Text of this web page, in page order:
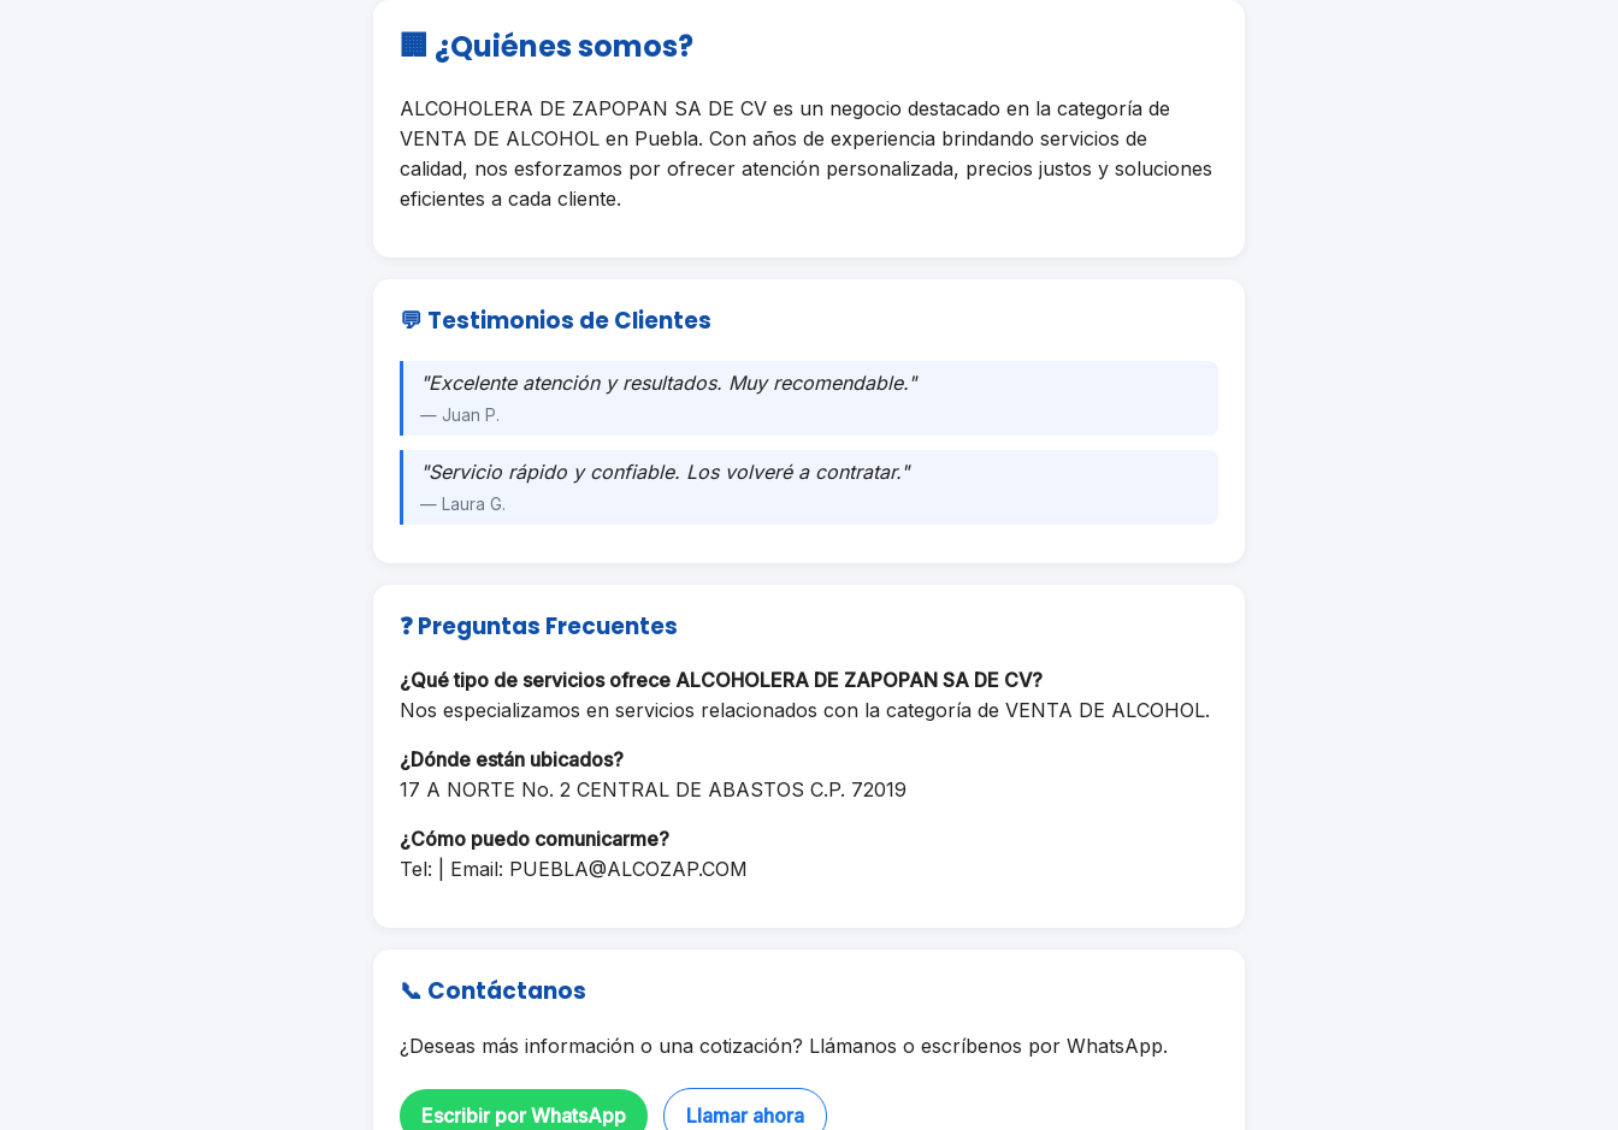
🏢 ¿Quiénes somos?
ALCOHOLERA DE ZAPOPAN SA DE CV es un negocio destacado en la categoría de
VENTA DE ALCOHOL en Puebla. Con años de experiencia brindando servicios de
calidad, nos esforzamos por ofrecer atención personalizada, precios justos y soluciones
eficientes a cada cliente.
💬 Testimonios de Clientes
"Excelente atención y resultados. Muy recomendable."
— Juan P.
"Servicio rápido y confiable. Los volveré a contratar."
— Laura G.
❓ Preguntas Frecuentes
¿Qué tipo de servicios ofrece ALCOHOLERA DE ZAPOPAN SA DE CV?
Nos especializamos en servicios relacionados con la categoría de VENTA DE ALCOHOL.
¿Dónde están ubicados?
17 A NORTE No. 2 CENTRAL DE ABASTOS C.P. 72019
¿Cómo puedo comunicarme?
Tel: | Email: PUEBLA@ALCOZAP.COM
📞 Contáctanos
¿Deseas más información o una cotización? Llámanos o escríbenos por WhatsApp.
Escribir por WhatsApp Llamar ahora